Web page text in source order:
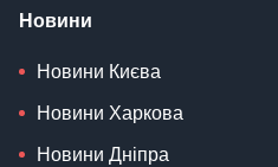
Новини
Новини Києва
Новини Харкова
Новини Дніпра